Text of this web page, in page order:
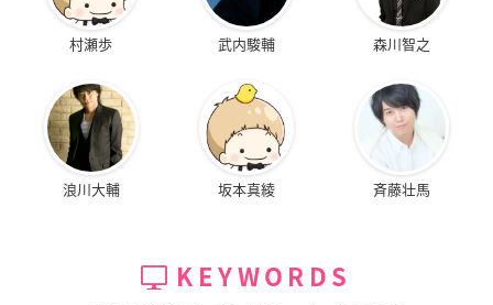
村瀬歩 武内駿輔 森川智之
浪川大輔 坂本真綾 斉藤壮馬
KEYWORDS